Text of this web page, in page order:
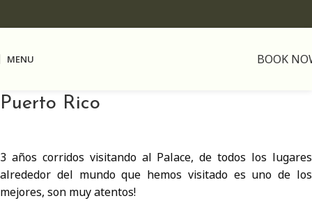
MENU BOOK
Puerto Rico
3 años corridos visitando al Palace, de todos los lugares
alrededor del mundo que hemos visitado es uno de los
mejores, son muy atentos!